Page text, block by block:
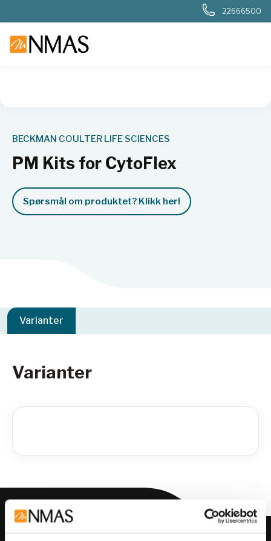
22666500
BECKMAN COULTER LIFE SCIENCES
PM Kits for CytoFlex
Spørsmål om produktet? Klikk her!
Varianter
Varianter